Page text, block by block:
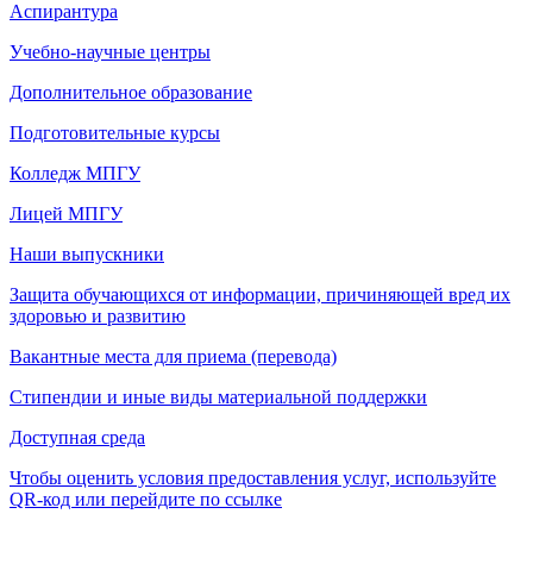
Аспирантура
Учебно-научные центры
Дополнительное образование
Подготовительные курсы
Колледж МПГУ
Лицей МПГУ
Наши выпускники
Защита обучающихся от информации, причиняющей вред их
здоровью и развитию
Вакантные места для приема (перевода)
Стипендии и иные виды материальной поддержки
Доступная среда
Чтобы оценить условия предоставления услуг, используйте
QR-код или перейдите по ссылке